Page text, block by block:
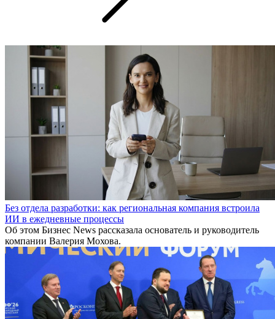
Без отдела разработки: как региональная компания встроила
ИИ в ежедневные процессы
Об этом Бизнес News рассказала основатель и руководитель
компании Валерия Мохова.